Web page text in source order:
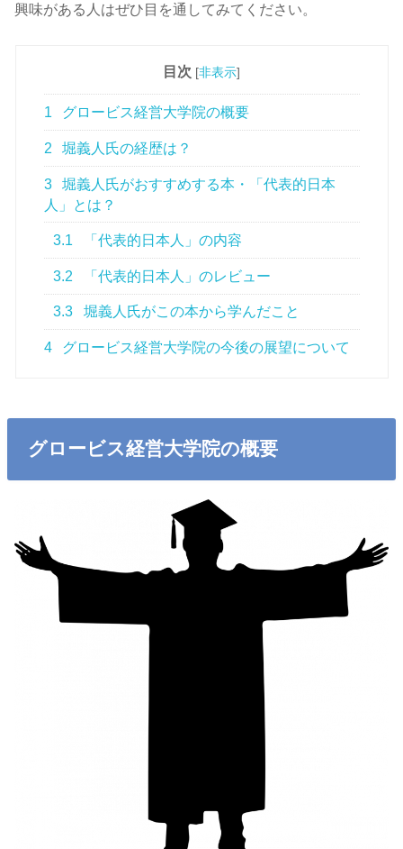
興味がある人はぜひ目を通してみてください。
目次 [非表示]
1 グロービス経営大学院の概要
2 堀義人氏の経歴は？
3
堀義人氏がおすすめする本・「代表的日本
人」とは？
3.1 「代表的日本人」の内容
3.2 「代表的日本人」のレビュー
3.3 堀義人氏がこの本から学んだこと
4 グロービス経営大学院の今後の展望について
グロービス経営大学院の概要